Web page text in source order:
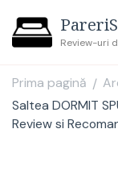
Review-uri
Prima pagină /
Saltea DORMIT
Review si